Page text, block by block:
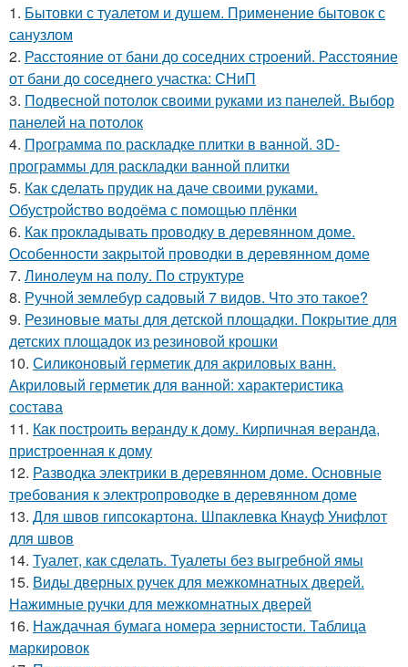
1. Бытовки с туалетом и душем. Применение бытовок с
санузлом
2. Расстояние от бани до соседних строений. Расстояние
от бани до соседнего участка: СНиП
3. Подвесной потолок своими руками из панелей. Выбор
панелей на потолок
4. Программа по раскладке плитки в ванной. 3D-
программы для раскладки ванной плитки
5. Как сделать прудик на даче своими руками.
Обустройство водоёма с помощью плёнки
6. Как прокладывать проводку в деревянном доме.
Особенности закрытой проводки в деревянном доме
7. Линолеум на полу. По структуре
8. Ручной землебур садовый 7 видов. Что это такое?
9. Резиновые маты для детской площадки. Покрытие для
детских площадок из резиновой крошки
10. Силиконовый герметик для акриловых ванн.
Акриловый герметик для ванной: характеристика
состава
11. Как построить веранду к дому. Кирпичная веранда,
пристроенная к дому
12. Разводка электрики в деревянном доме. Основные
требования к электропроводке в деревянном доме
13. Для швов гипсокартона. Шпаклевка Кнауф Унифлот
для швов
14. Туалет, как сделать. Туалеты без выгребной ямы
15. Виды дверных ручек для межкомнатных дверей.
Нажимные ручки для межкомнатных дверей
16. Наждачная бумага номера зернистости. Таблица
маркировок